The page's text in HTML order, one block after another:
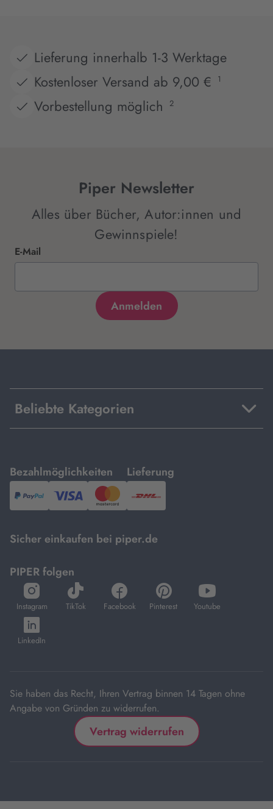
Lieferung innerhalb 1-3 Werktage
Kostenloser Versand ab 9,00 €
1
Vorbestellung möglich 2
Piper Newsletter
Alles über Bücher, Autor:innen und
Gewinnspiele!
E-Mail
Beliebte Kategorien
Bezahlmöglichkeiten
mit
PayPal,Visa
und
Lieferung
mit
DHL.
Sicher einkaufen bei piper.de
PIPER folgen
Instagram
öffnet
in
neuem
Tab
TikTok
öffnet
in
Facebook
öffnet
in
Pinterest
öffnet
in
Youtube
öffnet
in
LinkedIn
öffnet
in
Sie haben das Recht, Ihren Vertrag binnen 14 Tagen ohne
Angabe von Gründen zu widerrufen.
Vertrag widerrufen